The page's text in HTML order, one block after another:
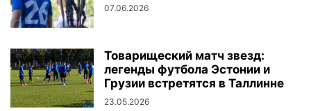
07.06.2026
Товарищеский матч звезд:
легенды футбола Эстонии и
Грузии встретятся в Таллинне
23.05.2026